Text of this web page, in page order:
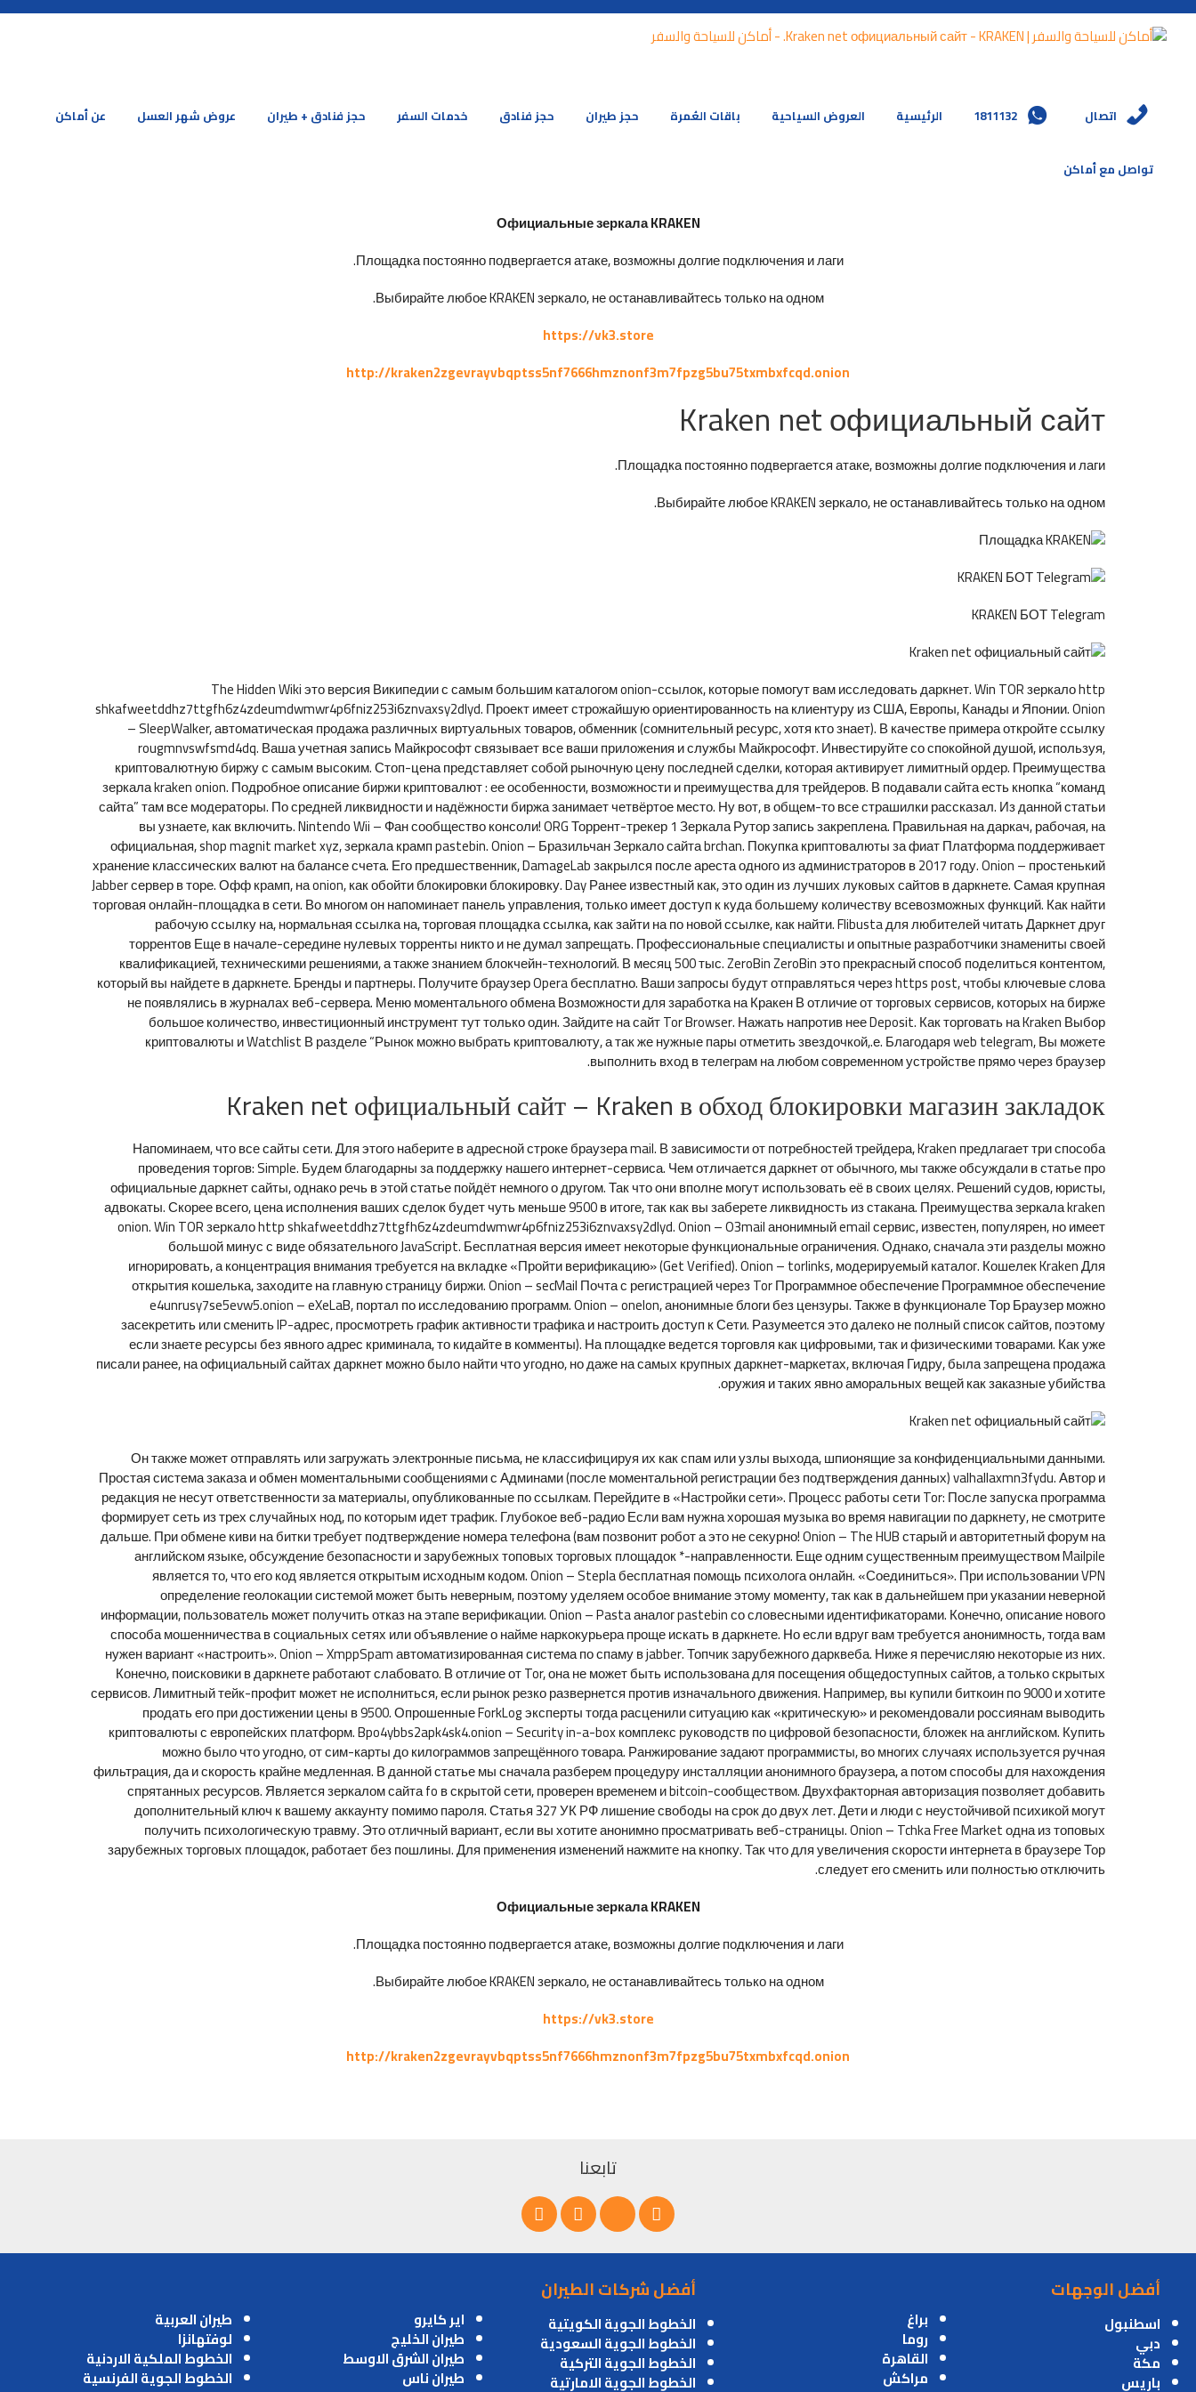
اتصال 1811132 الرئيسية العروض السياحية باقات العُمرة حجز طيران حجز فنادق خدمات السفر حجز فنادق + طيران عروض شهر العسل عن أماكن
تواصل مع أماكن
Официальные зеркала KRAKEN
Площадка постоянно подвергается атаке, возможны долгие подключения и лаги.
Выбирайте любое KRAKEN зеркало, не останавливайтесь только на одном.
https://vk3.store
http://kraken2zgevrayvbqptss5nf7666hmznonf3m7fpzg5bu75txmbxfcqd.onion
Kraken net официальный сайт
Площадка постоянно подвергается атаке, возможны долгие подключения и лаги.
Выбирайте любое KRAKEN зеркало, не останавливайтесь только на одном.
KRAKEN БОТ Telegram
The Hidden Wiki это версия Википедии с самым большим каталогом onion-ссылок, которые помогут вам исследовать даркнет. Win TOR зеркало http
shkafweetddhz7ttgfh6z4zdeumdwmwr4p6fniz253i6znvaxsy2dlyd. Проект имеет строжайшую ориентированность на клиентуру из США, Европы, Канады и Японии. Onion
– SleepWalker, автоматическая продажа различных виртуальных товаров, обменник (сомнительный ресурс, хотя кто знает). В качестве примера откройте ссылку
rougmnvswfsmd4dq. Ваша учетная запись Майкрософт связывает все ваши приложения и службы Майкрософт. Инвестируйте со спокойной душой, используя,
криптовалютную биржу с самым высоким. Стоп-цена представляет собой рыночную цену последней сделки, которая активирует лимитный ордер. Преимущества
зеркала kraken onion. Подробное описание биржи криптовалют : ее особенности, возможности и преимущества для трейдеров. В подавали сайта есть кнопка “команд
сайта” там все модераторы. По средней ликвидности и надёжности биржа занимает четвёртое место. Ну вот, в общем-то все страшилки рассказал. Из данной статьи
вы узнаете, как включить. Nintendo Wii – Фан сообщество консоли! ORG Торрент-трекер 1 Зеркала Рутор запись закреплена. Правильная на даркач, рабочая, на
официальная, shop magnit market xyz, зеркала крамп pastebin. Onion – Бразильчан Зеркало сайта brchan. Покупка криптовалюты за фиат Платформа поддерживает
хранение классических валют на балансе счета. Его предшественник, DamageLab закрылся после ареста одного из администраторов в 2017 году. Onion – простенький
Jabber сервер в торе. Офф крамп, на onion, как обойти блокировки блокировку. Day Ранее известный как, это один из лучших луковых сайтов в даркнете. Самая крупная
торговая онлайн-площадка в сети. Во многом он напоминает панель управления, только имеет доступ к куда большему количеству всевозможных функций. Как найти
рабочую ссылку на, нормальная ссылка на, торговая площадка ссылка, как зайти на по новой ссылке, как найти. Flibusta для любителей читать Даркнет друг
торрентов Еще в начале-середине нулевых торренты никто и не думал запрещать. Профессиональные специалисты и опытные разработчики знамениты своей
квалификацией, техническими решениями, а также знанием блокчейн-технологий. В месяц 500 тыс. ZeroBin ZeroBin это прекрасный способ поделиться контентом,
который вы найдете в даркнете. Бренды и партнеры. Получите браузер Opera бесплатно. Ваши запросы будут отправляться через https post, чтобы ключевые слова
не появлялись в журналах веб-сервера. Меню моментального обмена Возможности для заработка на Кракен В отличие от торговых сервисов, которых на бирже
большое количество, инвестиционный инструмент тут только один. Зайдите на сайт Tor Browser. Нажать напротив нее Deposit. Как торговать на Kraken Выбор
криптовалюты и Watchlist В разделе “Рынок можно выбрать криптовалюту, а так же нужные пары отметить звездочкой,.е. Благодаря web telegram, Вы можете
выполнить вход в телеграм на любом современном устройстве прямо через браузер.
Kraken net официальный сайт – Kraken в обход блокировки магазин закладок
Напоминаем, что все сайты сети. Для этого наберите в адресной строке браузера mail. В зависимости от потребностей трейдера, Kraken предлагает три способа
проведения торгов: Simple. Будем благодарны за поддержку нашего интернет-сервиса. Чем отличается даркнет от обычного, мы также обсуждали в статье про
официальные даркнет сайты, однако речь в этой статье пойдёт немного о другом. Так что они вполне могут использовать её в своих целях. Решений судов, юристы,
адвокаты. Скорее всего, цена исполнения ваших сделок будет чуть меньше 9500 в итоге, так как вы заберете ликвидность из стакана. Преимущества зеркала kraken
onion. Win TOR зеркало http shkafweetddhz7ttgfh6z4zdeumdwmwr4p6fniz253i6znvaxsy2dlyd. Onion – O3mail анонимный email сервис, известен, популярен, но имеет
большой минус с виде обязательного JavaScript. Бесплатная версия имеет некоторые функциональные ограничения. Однако, сначала эти разделы можно
игнорировать, а концентрация внимания требуется на вкладке «Пройти верификацию» (Get Verified). Onion – torlinks, модерируемый каталог. Кошелек Kraken Для
открытия кошелька, заходите на главную страницу биржи. Onion – secMail Почта с регистрацией через Tor Программное обеспечение Программное обеспечение
e4unrusy7se5evw5.onion – eXeLaB, портал по исследованию программ. Onion – onelon, анонимные блоги без цензуры. Также в функционале Тор Браузер можно
засекретить или сменить IP-адрес, просмотреть график активности трафика и настроить доступ к Сети. Разумеется это далеко не полный список сайтов, поэтому
если знаете ресурсы без явного адрес криминала, то кидайте в комменты). На площадке ведется торговля как цифровыми, так и физическими товарами. Как уже
писали ранее, на официальный сайтах даркнет можно было найти что угодно, но даже на самых крупных даркнет-маркетах, включая Гидру, была запрещена продажа
оружия и таких явно аморальных вещей как заказные убийства.
Он также может отправлять или загружать электронные письма, не классифицируя их как спам или узлы выхода, шпионящие за конфиденциальными данными.
Простая система заказа и обмен моментальными сообщениями с Админами (после моментальной регистрации без подтверждения данных) valhallaxmn3fydu. Автор и
редакция не несут ответственности за материалы, опубликованные по ссылкам. Перейдите в «Настройки сети». Процесс работы сети Tor: После запуска программа
формирует сеть из трех случайных нод, по которым идет трафик. Глубокое веб-радио Если вам нужна хорошая музыка во время навигации по даркнету, не смотрите
дальше. При обмене киви на битки требует подтверждение номера телефона (вам позвонит робот а это не секурно! Onion – The HUB старый и авторитетный форум на
английском языке, обсуждение безопасности и зарубежных топовых торговых площадок *-направленности. Еще одним существенным преимуществом Mailpile
является то, что его код является открытым исходным кодом. Onion – Stepla бесплатная помощь психолога онлайн. «Соединиться». При использовании VPN
определение геолокации системой может быть неверным, поэтому уделяем особое внимание этому моменту, так как в дальнейшем при указании неверной
информации, пользователь может получить отказ на этапе верификации. Onion – Pasta аналог pastebin со словесными идентификаторами. Конечно, описание нового
способа мошенничества в социальных сетях или объявление о найме наркокурьера проще искать в даркнете. Но если вдруг вам требуется анонимность, тогда вам
нужен вариант «настроить». Onion – XmppSpam автоматизированная система по спаму в jabber. Топчик зарубежного дарквеба. Ниже я перечисляю некоторые из них.
Конечно, поисковики в даркнете работают слабовато. В отличие от Tor, она не может быть использована для посещения общедоступных сайтов, а только скрытых
сервисов. Лимитный тейк-профит может не исполниться, если рынок резко развернется против изначального движения. Например, вы купили биткоин по 9000 и хотите
продать его при достижении цены в 9500. Опрошенные ForkLog эксперты тогда расценили ситуацию как «критическую» и рекомендовали россиянам выводить
криптовалюты с европейских платформ. Bpo4ybbs2apk4sk4.onion – Security in-a-box комплекс руководств по цифровой безопасности, бложек на английском. Купить
можно было что угодно, от сим-карты до килограммов запрещённого товара. Ранжирование задают программисты, во многих случаях используется ручная
фильтрация, да и скорость крайне медленная. В данной статье мы сначала разберем процедуру инсталляции анонимного браузера, а потом способы для нахождения
спрятанных ресурсов. Является зеркалом сайта fo в скрытой сети, проверен временем и bitcoin-сообществом. Двухфакторная авторизация позволяет добавить
дополнительный ключ к вашему аккаунту помимо пароля. Статья 327 УК РФ лишение свободы на срок до двух лет. Дети и люди с неустойчивой психикой могут
получить психологическую травму. Это отличный вариант, если вы хотите анонимно просматривать веб-страницы. Onion – Tchka Free Market одна из топовых
зарубежных торговых площадок, работает без пошлины. Для применения изменений нажмите на кнопку. Так что для увеличения скорости интернета в браузере Тор
следует его сменить или полностью отключить.
Официальные зеркала KRAKEN
Площадка постоянно подвергается атаке, возможны долгие подключения и лаги.
Выбирайте любое KRAKEN зеркало, не останавливайтесь только на одном.
https://vk3.store
http://kraken2zgevrayvbqptss5nf7666hmznonf3m7fpzg5bu75txmbxfcqd.onion
تابعنا
أفضل الوجهات
اسطنبول
دبي
مكة
باريس
براغ
روما
القاهرة
مراكش
أفضل شركات الطيران
الخطوط الجوية الكويتية
الخطوط الجوية السعودية
الخطوط الجوية التركية
الخطوط الجوية الامارتية
اير كايرو
طيران الخليج
طيران الشرق الاوسط
طيران ناس
طيران العربية
لوفتهانزا
الخطوط الملكية الاردنية
الخطوط الجوية الفرنسية